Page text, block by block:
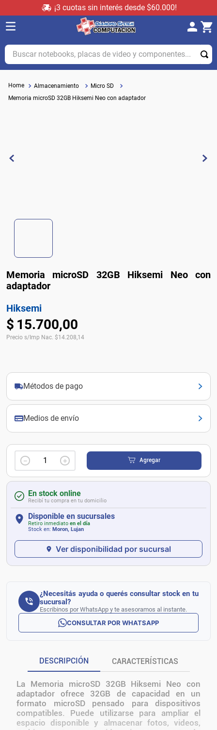
¡3 cuotas sin interés desde $60.000!
Buscar notebooks, placas de video y componentes...
Almacenamiento
Micro SD
Memoria microSD 32GB Hiksemi Neo con adaptador
Memoria microSD 32GB Hiksemi Neo con
adaptador
Hiksemi
$ 15.700,00
Precio s/Imp Nac. $14.208,14
Métodos de pago
Medios de envío
＋
－ Agregar
En stock online
Recibí tu compra en tu domicilio
Disponible en sucursales
Retiro inmediato en el día
Stock en: Moron, Lujan
Ver disponibilidad por sucursal
¿Necesitás ayuda o querés consultar stock en tu
sucursal?
Escribinos por WhatsApp y te asesoramos al instante.
CONSULTAR POR WHATSAPP
DESCRIPCIÓN CARACTERÍSTICAS
La Memoria microSD 32GB Hiksemi Neo con
adaptador ofrece 32GB de capacidad en un
formato microSD pensado para dispositivos
compatibles. Puede utilizarse para ampliar el
espacio disponible y almacenar fotos, videos,